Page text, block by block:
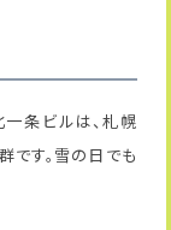
条ビルは、札幌
です。雪の日でも